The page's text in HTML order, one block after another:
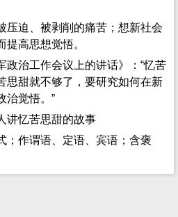
压迫、被剥削的痛苦；想新社会
高思想觉悟。
政治工作会议上的讲话》：“忆苦
思甜就不够了，要研究如何在新
治觉悟。”
讲忆苦思甜的故事
；作谓语、定语、宾语；含褒